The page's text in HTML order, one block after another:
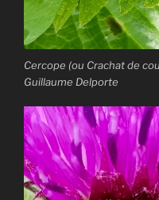
Cercope (ou Crachat de
Guillaume Delporte